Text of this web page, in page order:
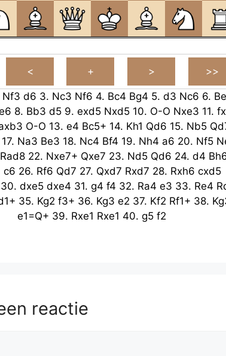
Nf3 d6 3. Nc3 Nf6 4. Bc4 Bg4 5. d3 Nc6 6.
8. Bb3 d5 9. exd5 Nxd5 10. O-O Nxe3 11.
O-O 13. e4 Bc5+ 14. Kh1 Qd6 15. Nb5
17. Na3 Be3 18. Nc4 Bf4 19. Nh4 a6 20. Nf5
Rad8 22. Nxe7+ Qxe7 23. Nd5 Qd6 24. d4
c6 26. Rf6 Qd7 27. Qxd7 Rxd7 28. Rxh6 cxd5
30. dxe5 dxe4 31. g4 f4 32. Ra4 e3 33. Re4
35. Kg2 f3+ 36. Kg3 e2 37. Kf2 Rf1+ 38.
e1=Q+ 39. Rxe1 Rxe1 40. g5 f2
reactie